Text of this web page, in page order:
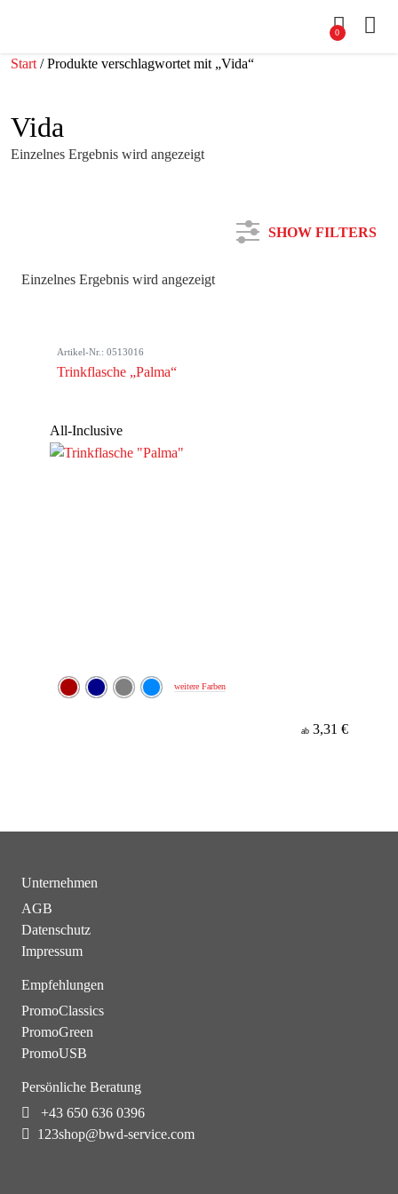
0
Start / Produkte verschlagwortet mit „Vida“
Vida
Einzelnes Ergebnis wird angezeigt
SHOW FILTERS
Farbe
Einzelnes Ergebnis wird angezeigt
Artikel-Nr.: 0513016
Trinkflasche „Palma“
All-Inclusive
weitere Farben
ab 3,31 €
Unternehmen
AGB
Datenschutz
Impressum
Empfehlungen
PromoClassics
PromoGreen
PromoUSB
Persönliche Beratung
+43 650 636 0396
123shop@bwd-service.com